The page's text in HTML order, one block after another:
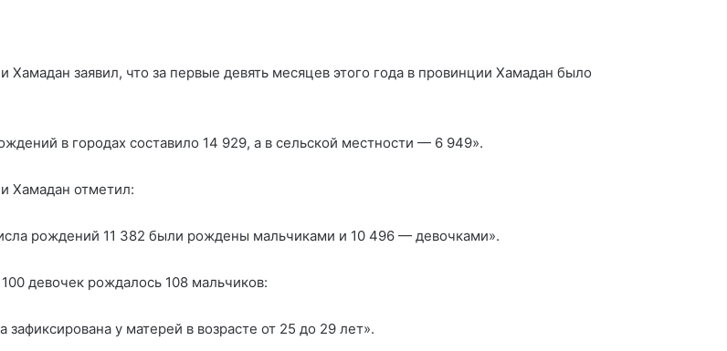
заявил, что за первые девять месяцев этого года в провинции Хамадан было
в городах составило 14 929, а в сельской местности — 6 949».
Хамадан отметил:
рождений 11 382 были рождены мальчиками и 10 496 — девочками».
девочек рождалось 108 мальчиков:
у матерей в возрасте от 25 до 29 лет».